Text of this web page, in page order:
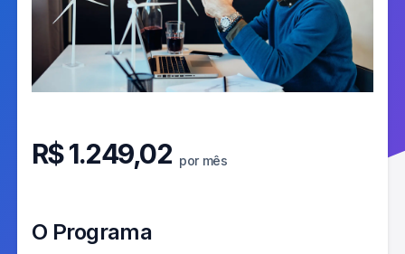
R$1.249,02 por mês
O Programa